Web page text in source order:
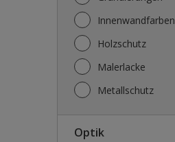
Innenwandfarben
Holzschutz
Malerlacke
Metallschutz
Optik